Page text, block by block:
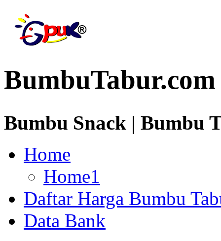
BumbuTabur.com
Bumbu Snack | Bumbu
Home
Home1
Daftar Harga Bumbu
Data Bank